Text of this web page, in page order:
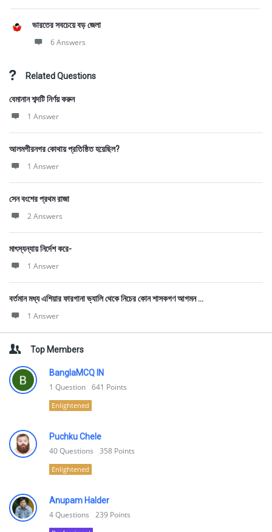
ভারতের সবচেয়ে বড় জেলা
6 Answers
Related Questions
বেমানান শব্দটি নির্ণয় করুন
1 Answer
আলমগীরনগর কোথায় প্রতিষ্ঠিত হয়েছিল?
1 Answer
সেন বংশের প্রথম রাজা
2 Answers
মাৎস্যন্যায় নির্দেশ করে-
1 Answer
বর্তমান মধ্য এশিয়ার ফারগানা ভ্যালি থেকে নিচের কোন শাসকগণ আগমন ...
1 Answer
Top Members
BanglaMCQ IN
1 Question 641 Points
Enlightened
Puchku Chele
40Questions 358 Points
Enlightened
Anupam Halder
4Questions 239 Points